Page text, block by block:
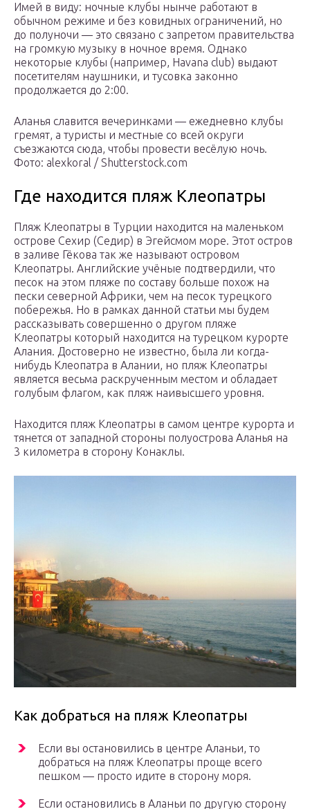
Имей в виду: ночные клубы нынче работают в
обычном режиме и без ковидных ограничений, но
до полуночи — это связано с запретом правительства
на громкую музыку в ночное время. Однако
некоторые клубы (например, Havana club) выдают
посетителям наушники, и тусовка законно
продолжается до 2:00.
Аланья славится вечеринками — ежедневно клубы
гремят, а туристы и местные со всей округи
съезжаются сюда, чтобы провести весёлую ночь.
Фото: alexkoral / Shutterstock.com
Где находится пляж Клеопатры
Пляж Клеопатры в Турции находится на маленьком
острове Сехир (Седир) в Эгейсмом море. Этот остров
в заливе Гёкова так же называют островом
Клеопатры. Английские учёные подтвердили, что
песок на этом пляже по составу больше похож на
пески северной Африки, чем на песок турецкого
побережья. Но в рамках данной статьи мы будем
рассказывать совершенно о другом пляже
Клеопатры который находится на турецком курорте
Алания. Достоверно не известно, была ли когда-
нибудь Клеопатра в Алании, но пляж Клеопатры
является весьма раскрученным местом и обладает
голубым флагом, как пляж наивысшего уровня.
Находится пляж Клеопатры в самом центре курорта и
тянется от западной стороны полуострова Аланья на
3 километра в сторону Конаклы.
Как добраться на пляж Клеопатры
Если вы остановились в центре Аланьи, то
добраться на пляж Клеопатры проще всего
пешком — просто идите в сторону моря.
Если остановились в Аланьи по другую сторону